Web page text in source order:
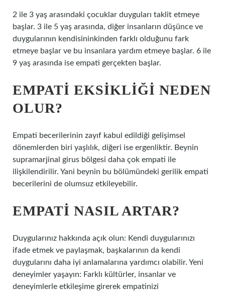
2 ile 3 yaş arasındaki çocuklar duyguları taklit etmeye
başlar. 3 ile 5 yaş arasında, diğer insanların düşünce ve
duygularının kendisininkinden farklı olduğunu fark
etmeye başlar ve bu insanlara yardım etmeye başlar. 6 ile
9 yaş arasında ise empati gerçekten başlar.
EMPATI EKSIKLIĞI NEDEN
OLUR?
Empati becerilerinin zayıf kabul edildiği gelişimsel
dönemlerden biri yaşlılık, diğeri ise ergenliktir. Beynin
supramarjinal girus bölgesi daha çok empati ile
ilişkilendirilir. Yani beynin bu bölümündeki gerilik empati
becerilerini de olumsuz etkileyebilir.
EMPATI NASIL ARTAR?
Duygularınız hakkında açık olun: Kendi duygularınızı
ifade etmek ve paylaşmak, başkalarının da kendi
duygularını daha iyi anlamalarına yardımcı olabilir. Yeni
deneyimler yaşayın: Farklı kültürler, insanlar ve
deneyimlerle etkileşime girerek empatinizi